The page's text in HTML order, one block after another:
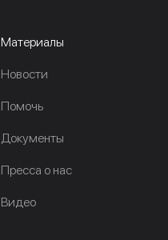
Материалы
Новости
Помочь
Документы
Пресса о нас
Видео